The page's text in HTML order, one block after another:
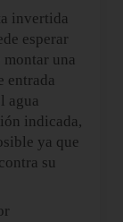
invertida
esperar
montar una
entrada
agua
indicada,
ya que
su